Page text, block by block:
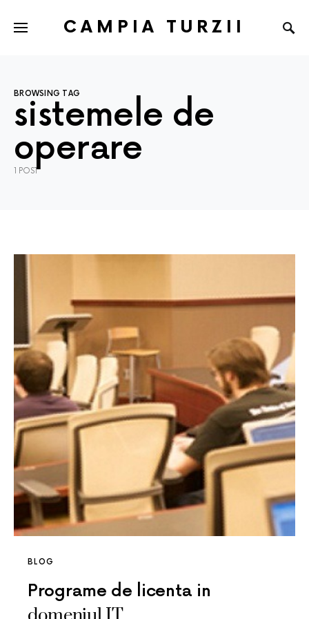
CAMPIA TURZII
BROWSING TAG
sistemele de
operare
1 POST
BLOG
Programe de licenta in